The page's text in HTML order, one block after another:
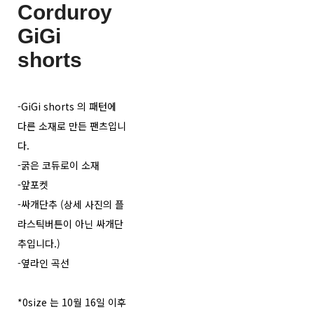
Corduroy
GiGi
shorts
-GiGi shorts 의 패턴에
다른 소재로 만든 팬츠입니
다.
-굵은 코듀로이 소재
-앞포켓
-싸개단추 (상세 사진의 플
라스틱버튼이 아닌 싸개단
추입니다.)
-옆라인 곡선
*0size 는 10월 16일 이후